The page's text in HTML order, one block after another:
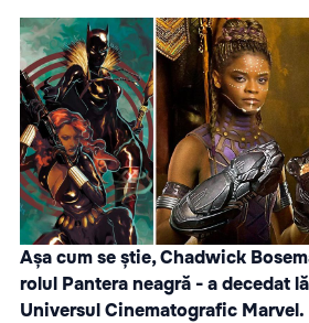
Așa cum se știe, Chadwick
rolul Pantera neagră - a decedat
Universul Cinematografic Marvel.